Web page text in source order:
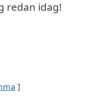
redan idag!